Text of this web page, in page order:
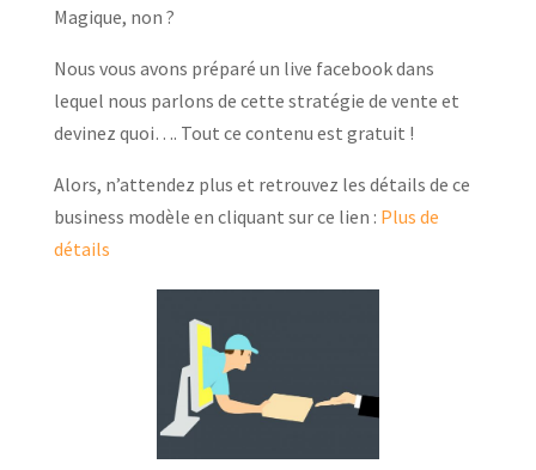
Magique, non ?
Nous vous avons préparé un live facebook dans
lequel nous parlons de cette stratégie de vente et
devinez quoi…. Tout ce contenu est gratuit !
Alors, n’attendez plus et retrouvez les détails de ce
business modèle en cliquant sur ce lien : Plus de
détails